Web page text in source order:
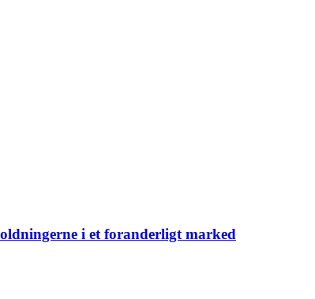
i et foranderligt marked